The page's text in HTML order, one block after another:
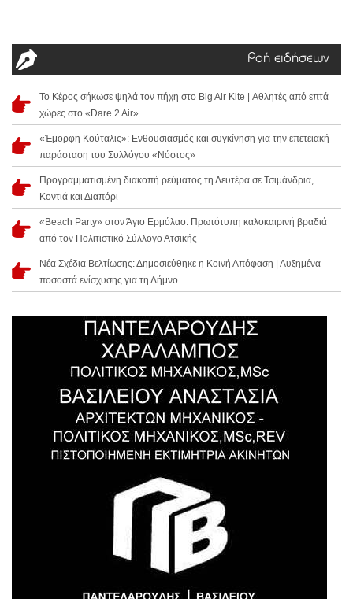
Ροή ειδήσεων
Το Κέρος σήκωσε ψηλά τον πήχη στο Big Air Kite | Αθλητές από επτά
χώρες στο «Dare 2 Air»
«Έμορφη Κούταλις»: Ενθουσιασμός και συγκίνηση για την επετειακή
παράσταση του Συλλόγου «Νόστος»
Προγραμματισμένη διακοπή ρεύματος τη Δευτέρα σε Τσιμάνδρια,
Κοντιά και Διαπόρι
«Beach Party» στον Άγιο Ερμόλαο: Πρωτότυπη καλοκαιρινή βραδιά
από τον Πολιτιστικό Σύλλογο Ατσικής
Νέα Σχέδια Βελτίωσης: Δημοσιεύθηκε η Κοινή Απόφαση | Αυξημένα
ποσοστά ενίσχυσης για τη Λήμνο